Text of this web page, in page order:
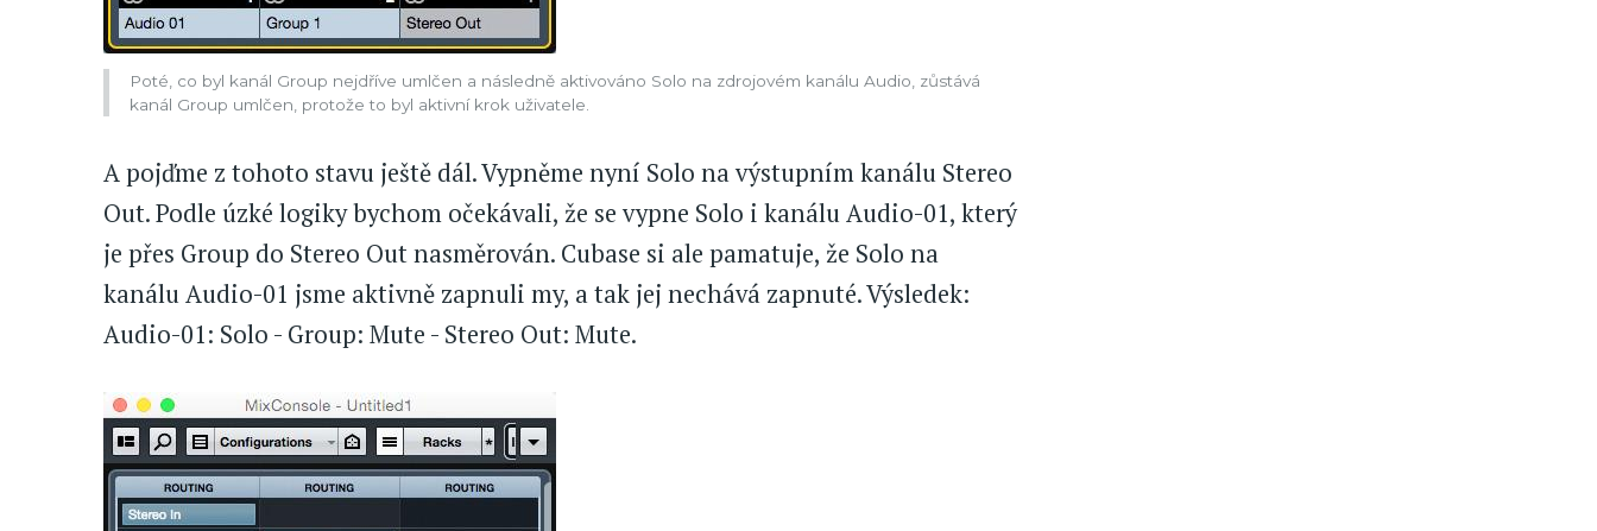
Poté, co byl kanál Group nejdříve umlčen a následně aktivováno Solo na zdrojovém kanálu Audio, zůstává
kanál Group umlčen, protože to byl aktivní krok uživatele.
A pojďme z tohoto stavu ještě dál. Vypněme nyní Solo na výstupním kanálu Stereo
Out. Podle úzké logiky bychom očekávali, že se vypne Solo i kanálu Audio-01, který
je přes Group do Stereo Out nasměrován. Cubase si ale pamatuje, že Solo na
kanálu Audio-01 jsme aktivně zapnuli my, a tak jej nechává zapnuté. Výsledek:
Audio-01: Solo - Group: Mute - Stereo Out: Mute.